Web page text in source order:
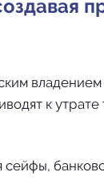
к утрате